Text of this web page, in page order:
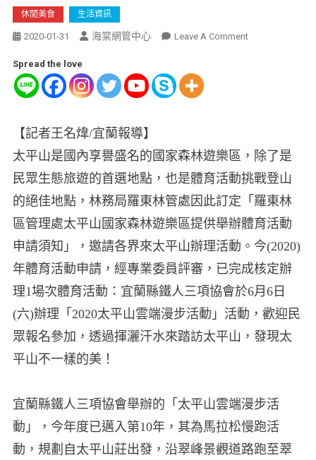
休閒美食 生活資訊
2020-01-31 海棠網管中心 Leave A Comment
Spread the love
【記者王名煒/宜蘭報導】
太平山是國內享譽盛名的國家森林遊樂區，除了是
民眾生態旅遊的首選地點，也是體育活動挑戰登山
的絕佳地點，林務局羅東林管處因此訂定「羅東林
區管理處太平山國家森林遊樂區提供舉辦體育活動
申請須知」，邀請各界來太平山辦理活動。今(2020)
年體育活動申請，經專業委員評審，已完成核定辦
理1場次體育活動：宜蘭縣鐵人三項協會於6月6日
(六)辦理「2020太平山雲端漫步活動」活動，歡迎民
眾報名參加，透過揮灑汗水來踏訪太平山，發現太
平山不一樣的美！
宜蘭縣鐵人三項協會舉辦的「太平山雲端漫步活
動」，今年度已邁入第10年，其為馬拉松慢跑活
動，規劃自太平山莊出發，沿翠峰景觀道路跑至翠